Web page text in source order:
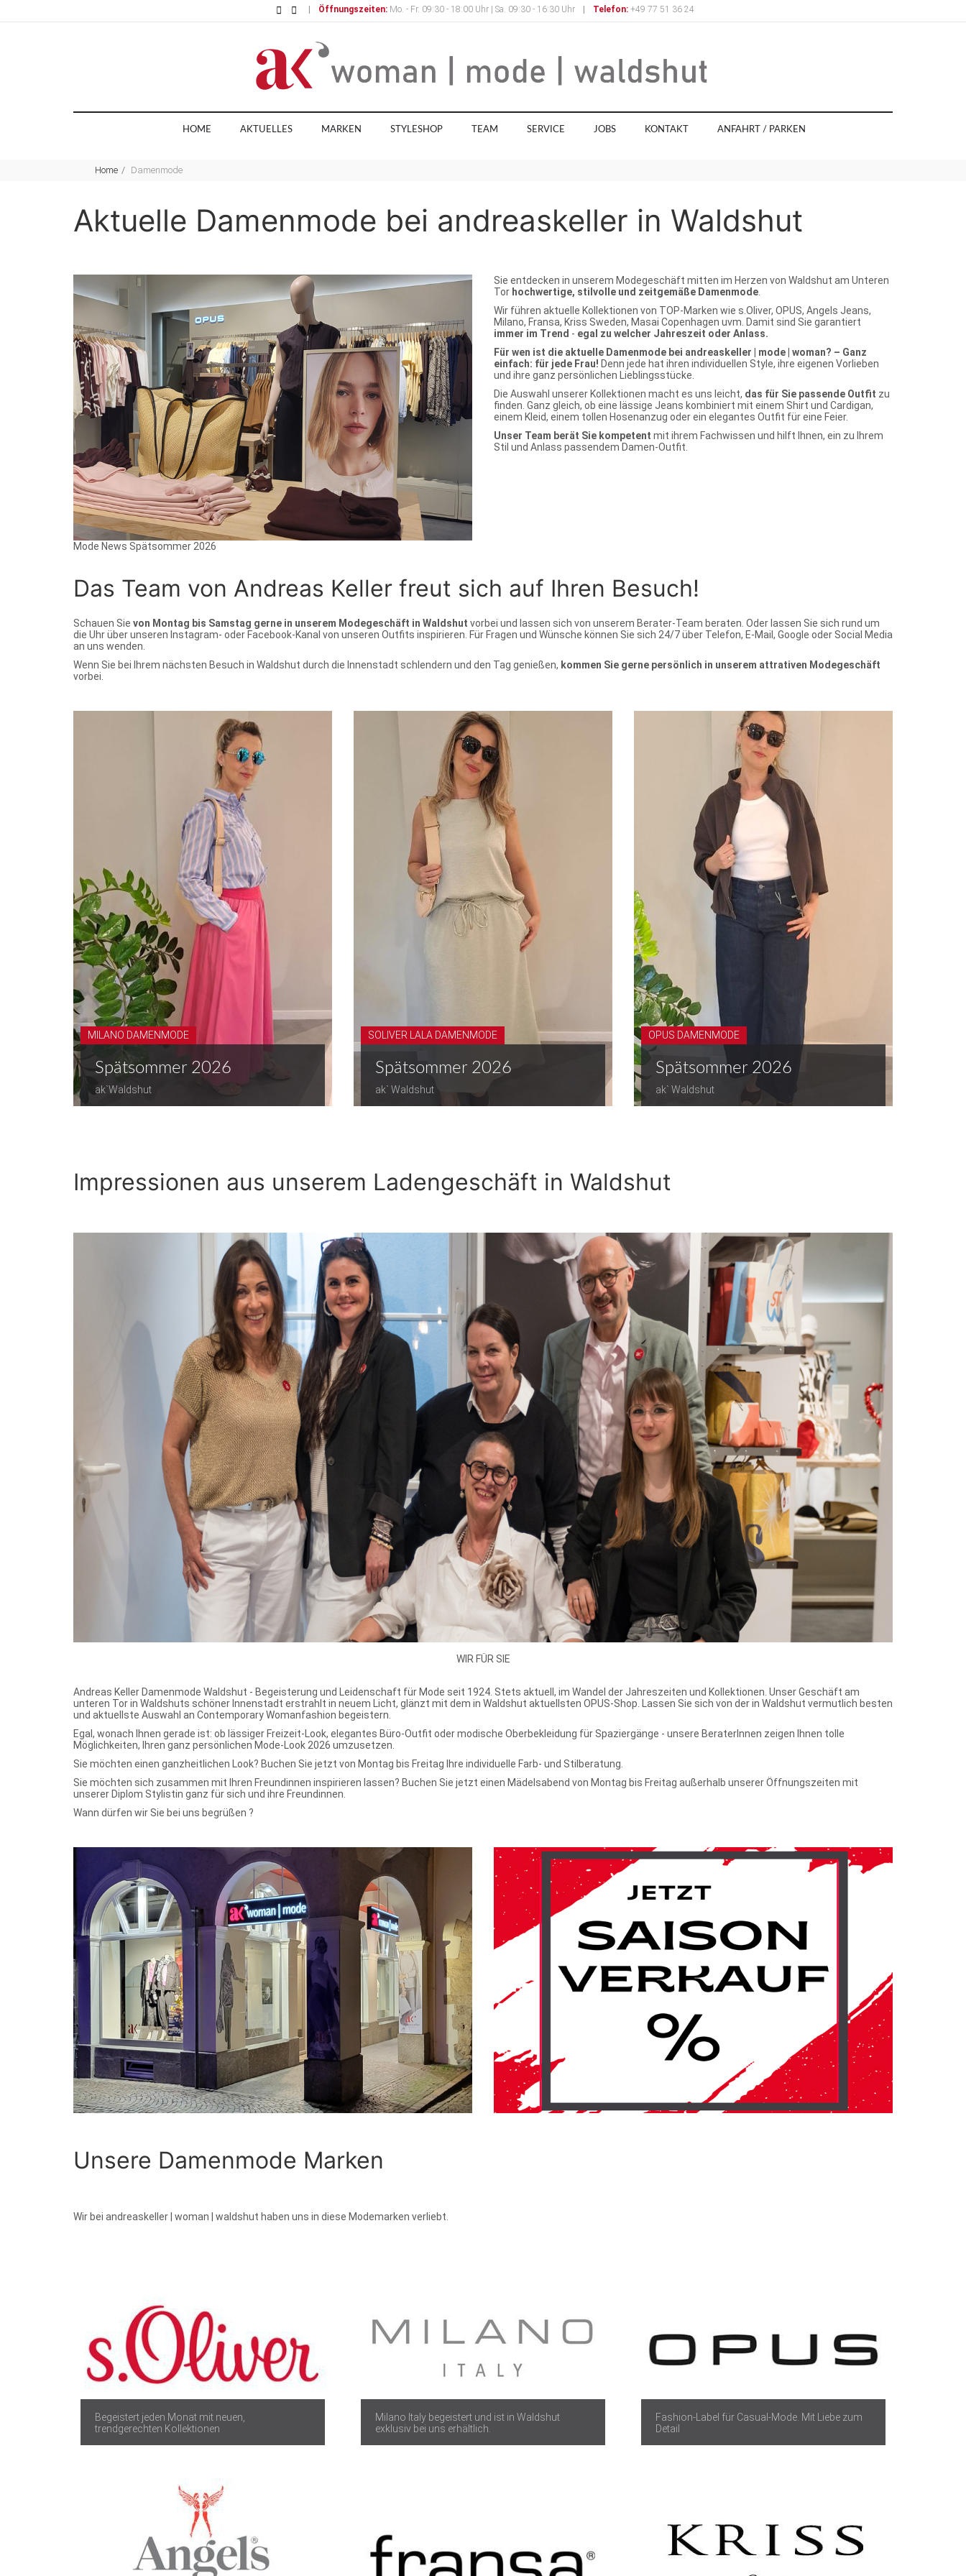
Öffnungszeiten:Mo. - Fr. 09:30 - 18:00 Uhr | Sa. 09:30 - 16:30 Uhr Telefon:+49 77 51 36 24
HOME AKTUELLES MARKEN STYLESHOP TEAM SERVICE JOBS KONTAKT ANFAHRT / PARKEN
Home Damenmode
Aktuelle Damenmode bei andreaskeller in Waldshut
Mode News Spätsommer 2026
Sie entdecken in unserem Modegeschäft mitten im Herzen von Waldshut am Unteren
Tor hochwertige, stilvolle und zeitgemäße Damenmode
Wir führen aktuelle Kollektionen von TOP-Marken wie s.Oliver, OPUS, Angels Jeans,
Milano, Fransa, Kriss Sweden, Masai Copenhagen uvm. Damit sind Sie garantiert
immer im Trend - egal zu welcher Jahreszeit oder Anlass.
Für wen ist die aktuelle Damenmode bei andreaskeller | mode | woman? – Ganz
einfach: für jede Frau! Denn jede hat ihren individuellen Style, ihre eigenen Vorlieben
und ihre ganz persönlichen Lieblingsstücke.
Die Auswahl unserer Kollektionen macht es uns leicht, das für Sie passende Outfit zu
finden. Ganz gleich, ob eine lässige Jeans kombiniert mit einem Shirt und Cardigan,
einem Kleid, einem tollen Hosenanzug oder ein elegantes Outfit für eine Feier.
Unser Team berät Sie kompetent mit ihrem Fachwissen und hilft Ihnen, ein zu Ihrem
Stil und Anlass passendem Damen-Outfit.
Das Team von Andreas Keller freut sich auf Ihren Besuch!
Schauen Sie von Montag bis Samstag gerne in unserem Modegeschäft in Waldshut vorbei und lassen sich von unserem Berater-Team beraten. Oder lassen Sie sich rund um
die Uhr über unseren Instagram- oder Facebook-Kanal von unseren Outfits inspirieren. Für Fragen und Wünsche können Sie sich 24/7 über Telefon, E-Mail, Google oder Social Media
an uns wenden.
Wenn Sie bei Ihrem nächsten Besuch in Waldshut durch die Innenstadt schlendern und den Tag genießen, kommen Sie gerne persönlich in unserem attrativen Modegeschäft
vorbei.
MILANO DAMENMODE
Spätsommer 2026
ak`Waldshut
SOLIVER LALA DAMENMODE
Spätsommer 2026
ak` Waldshut
OPUS DAMENMODE
Spätsommer 2026
ak` Waldshut
Impressionen aus unserem Ladengeschäft in Waldshut
WIR FÜR SIE
Andreas Keller Damenmode Waldshut - Begeisterung und Leidenschaft für Mode seit 1924. Stets aktuell, im Wandel der Jahreszeiten und Kollektionen. Unser Geschäft am
unteren Tor in Waldshuts schöner Innenstadt erstrahlt in neuem Licht, glänzt mit dem in Waldshut aktuellsten OPUS-Shop. Lassen Sie sich von der in Waldshut vermutlich besten
und aktuellste Auswahl an Contemporary Womanfashion begeistern.
Egal, wonach Ihnen gerade ist: ob lässiger Freizeit-Look, elegantes Büro-Outfit oder modische Oberbekleidung für Spaziergänge - unsere BeraterInnen zeigen Ihnen tolle
Möglichkeiten, Ihren ganz persönlichen Mode-Look 2026 umzusetzen.
Sie möchten einen ganzheitlichen Look? Buchen Sie jetzt von Montag bis Freitag Ihre individuelle Farb- und Stilberatung.
Sie möchten sich zusammen mit Ihren Freundinnen inspirieren lassen? Buchen Sie jetzt einen Mädelsabend von Montag bis Freitag außerhalb unserer Öffnungszeiten mit
unserer Diplom Stylistin ganz für sich und ihre Freundinnen.
Wann dürfen wir Sie bei uns begrüßen ?
Unsere Damenmode Marken
Wir bei andreaskeller | woman | waldshut haben uns in diese Modemarken verliebt.
Begeistert jeden Monat mit neuen,
trendgerechten Kollektionen
Milano Italy begeistert und ist in Waldshut
exklusiv bei uns erhältlich.
Fashion-Label für Casual-Mode. Mit Liebe zum
Detail